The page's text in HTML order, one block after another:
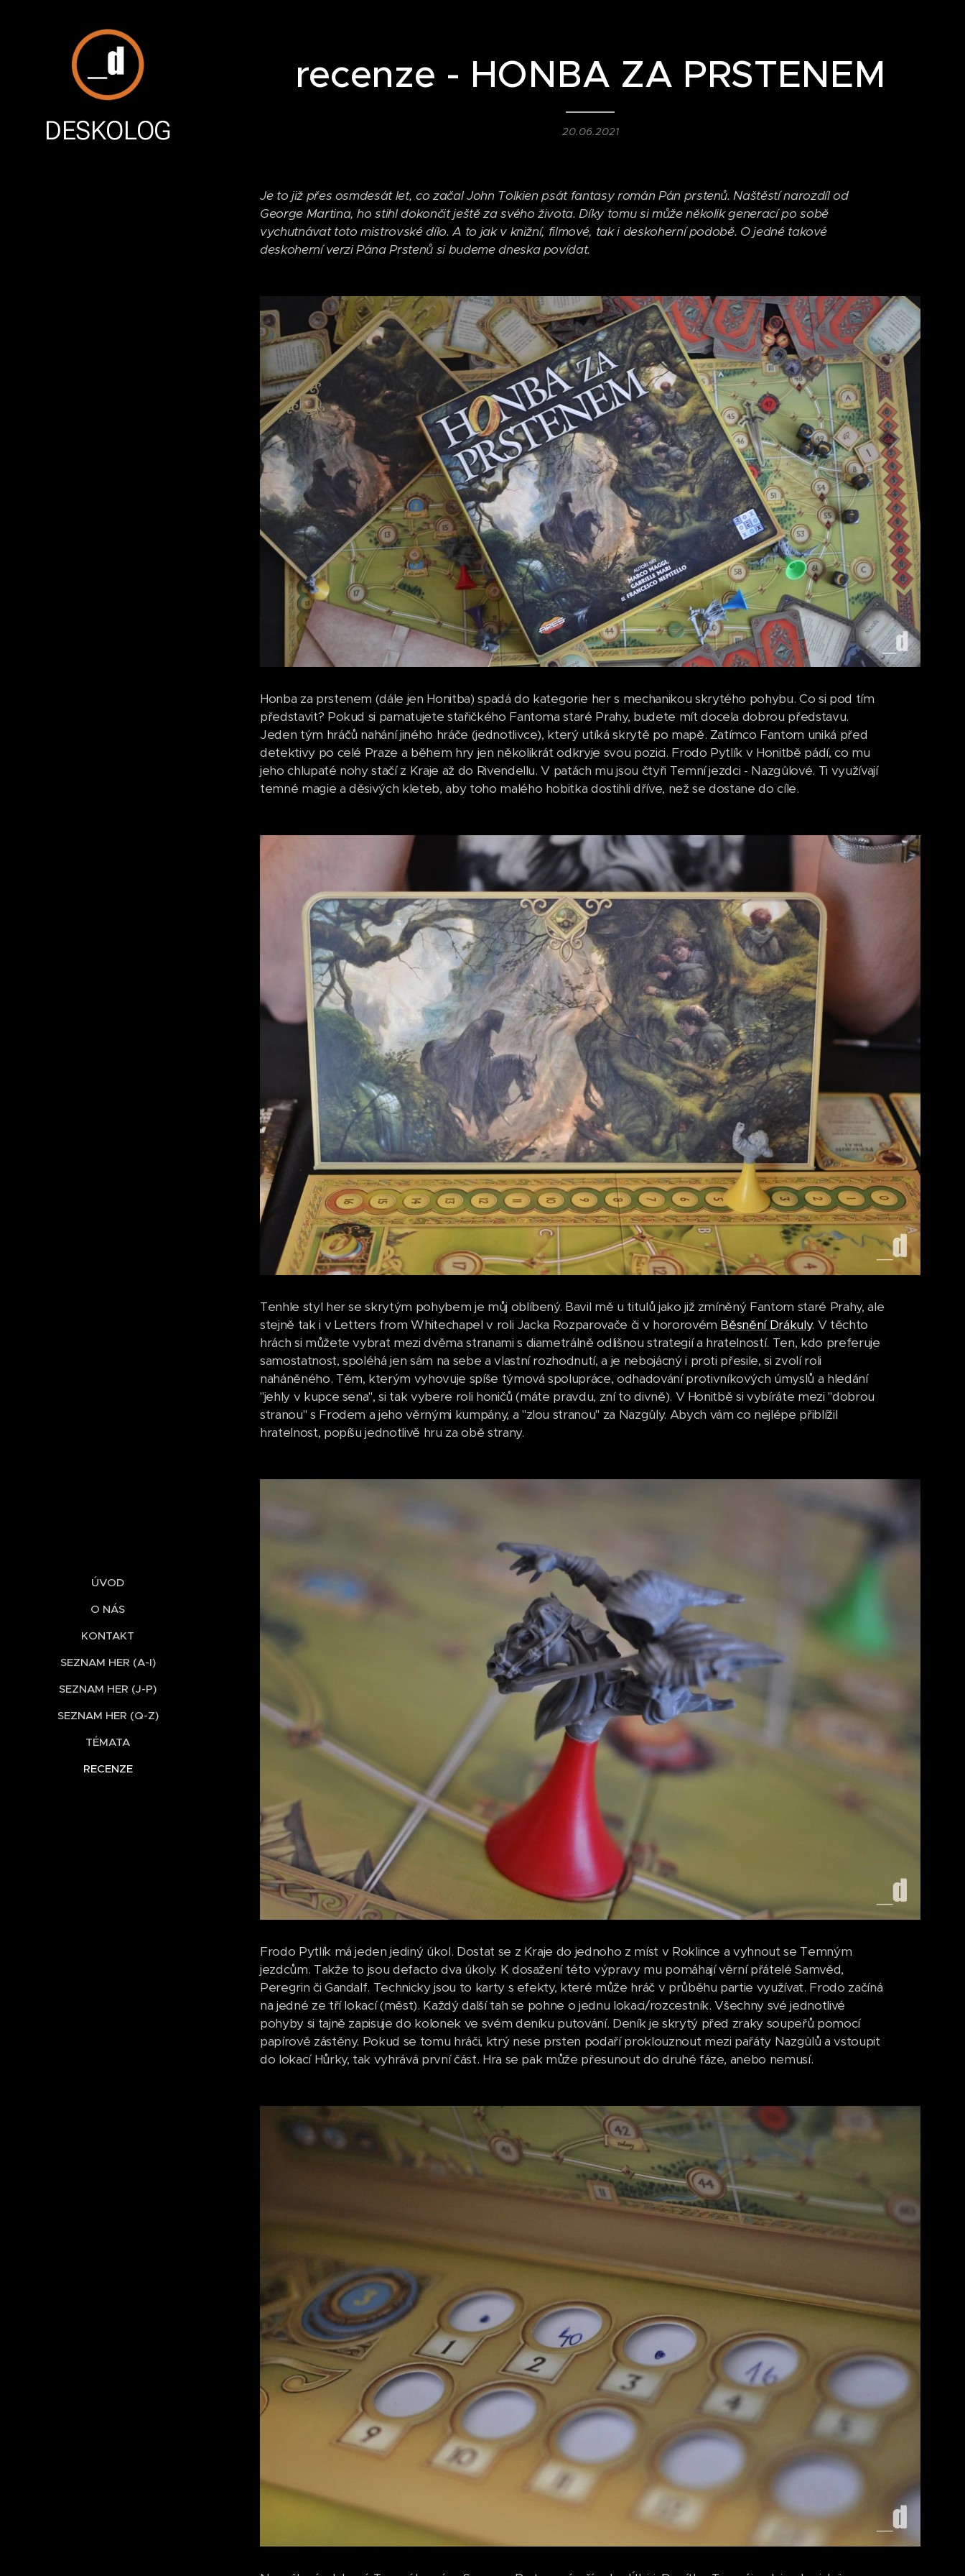
DESKOLOG
ÚVOD
O NÁS
KONTAKT
SEZNAM HER (A-I)
SEZNAM HER (J-P)
SEZNAM HER (Q-Z)
TÉMATA
RECENZE
recenze - HONBA ZA PRSTENEM
20.06.2021
Je to již přes osmdesát let, co začal John Tolkien psát fantasy román Pán prstenů. Naštěstí narozdíl od
George Martina, ho stihl dokončit ještě za svého života. Díky tomu si může několik generací po sobě
vychutnávat toto mistrovské dílo. A to jak v knižní, filmové, tak i deskoherní podobě. O jedné takové
deskoherní verzi Pána Prstenů si budeme dneska povídat.
Honba za prstenem (dále jen Honitba) spadá do kategorie her s mechanikou skrytého pohybu. Co si pod tím
představit? Pokud si pamatujete stařičkého Fantoma staré Prahy, budete mít docela dobrou představu.
Jeden tým hráčů nahání jiného hráče (jednotlivce), který utíká skrytě po mapě. Zatímco Fantom uniká před
detektivy po celé Praze a během hry jen několikrát odkryje svou pozici. Frodo Pytlík v Honitbě pádí, co mu
jeho chlupaté nohy stačí z Kraje až do Rivendellu. V patách mu jsou čtyři Temní jezdci - Nazgûlové. Ti využívají
temné magie a děsivých kleteb, aby toho malého hobitka dostihli dříve, než se dostane do cíle.
Tenhle styl her se skrytým pohybem je můj oblíbený. Bavil mě u titulů jako již zmíněný Fantom staré Prahy, ale
stejně tak i v Letters from Whitechapel v roli Jacka Rozparovače či v hororovém Běsnění Drákuly. V těchto
hrách si můžete vybrat mezi dvěma stranami s diametrálně odlišnou strategií a hratelností. Ten, kdo preferuje
samostatnost, spoléhá jen sám na sebe a vlastní rozhodnutí, a je nebojácný i proti přesile, si zvolí roli
naháněného. Těm, kterým vyhovuje spíše týmová spolupráce, odhadování protivníkových úmyslů a hledání
"jehly v kupce sena", si tak vybere roli honičů (máte pravdu, zní to divně). V Honitbě si vybíráte mezi "dobrou
stranou" s Frodem a jeho věrnými kumpány, a "zlou stranou" za Nazgûly. Abych vám co nejlépe přiblížil
hratelnost, popíšu jednotlivě hru za obě strany.
Frodo Pytlík má jeden jediný úkol. Dostat se z Kraje do jednoho z míst v Roklince a vyhnout se Temným
jezdcům. Takže to jsou defacto dva úkoly. K dosažení této výpravy mu pomáhají věrní přátelé Samvěd,
Peregrin či Gandalf. Technicky jsou to karty s efekty, které může hráč v průběhu partie využívat. Frodo začíná
na jedné ze tří lokací (měst). Každý další tah se pohne o jednu lokaci/rozcestník. Všechny své jednotlivé
pohyby si tajně zapisuje do kolonek ve svém deníku putování. Deník je skrytý před zraky soupeřů pomocí
papírově zástěny. Pokud se tomu hráči, ktrý nese prsten podaří proklouznout mezi pařáty Nazgûlů a vstoupit
do lokací Hůrky, tak vyhrává první část. Hra se pak může přesunout do druhé fáze, anebo nemusí.